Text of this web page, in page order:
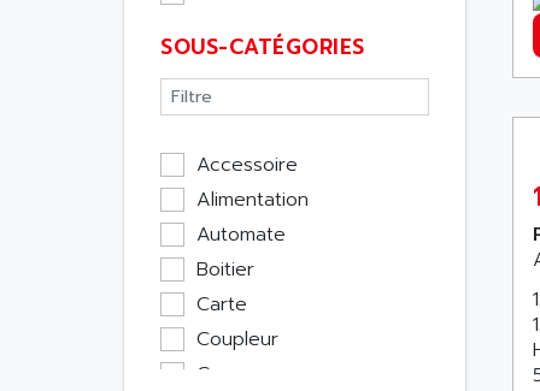
SOUS-CATÉGORIES
Accessoire
Alimentation
Automate
Boitier
Carte
Coupleur
Cpu